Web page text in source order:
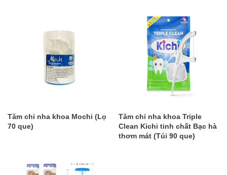
Tăm chỉ nha khoa Mochi (Lọ
70 que)
Tăm chỉ nha khoa Triple
Clean Kichi tinh chất Bạc hà
thơm mát (Túi 90 que)